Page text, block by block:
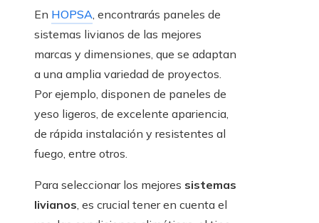
En HOPSA , encontrarás paneles de
sistemas livianos de las mejores
marcas y dimensiones, que se adaptan
a una amplia variedad de proyectos.
Por ejemplo, disponen de paneles de
yeso ligeros, de excelente apariencia,
de rápida instalación y resistentes al
fuego, entre otros.
Para seleccionar los mejores sistemas
livianos , es crucial tener en cuenta el